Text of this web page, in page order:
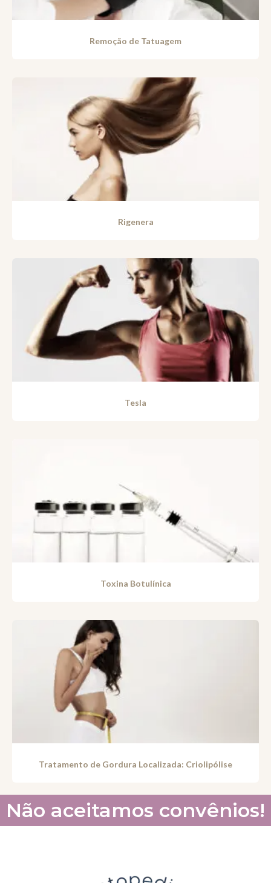
Remoção de Tatuagem
Rigenera
Tesla
Toxina Botulínica
Tratamento de Gordura Localizada: Criolipólise
Não aceitamos convênios!